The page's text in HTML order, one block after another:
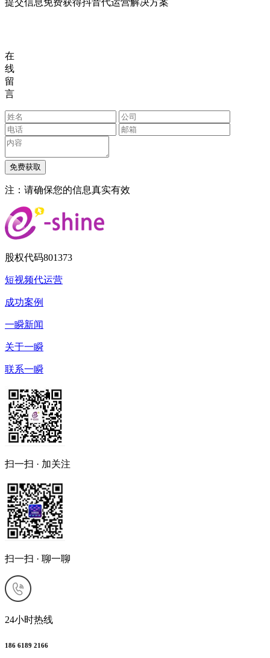
在
线
留
言
注：请确保您的信息真实有效
股权代码801373
短视频代运营
成功案例
一瞬新闻
关于一瞬
联系一瞬
扫一扫 · 加关注
扫一扫 · 聊一聊
24小时热线
186 6189 2166